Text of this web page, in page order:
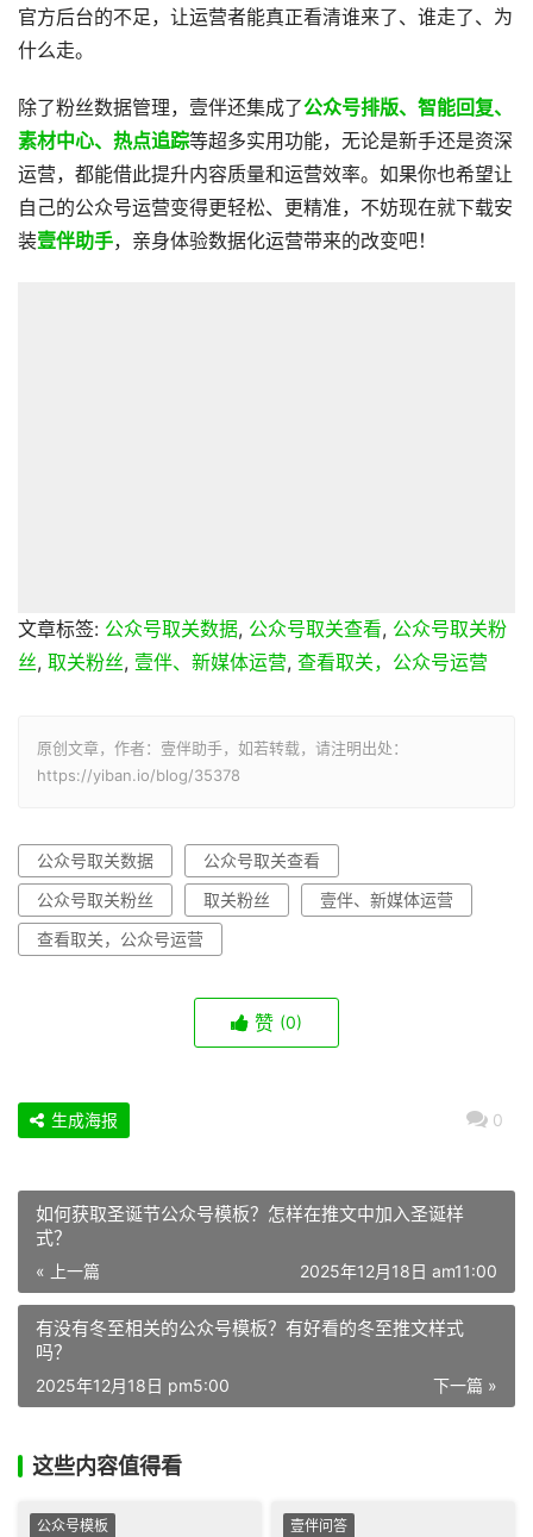
官方后台的不足，让运营者能真正看清谁来了、谁走了、为
什么走。
除了粉丝数据管理，壹伴还集成了公众号排版、智能回复、
素材中心、热点追踪等超多实用功能，无论是新手还是资深
运营，都能借此提升内容质量和运营效率。如果你也希望让
自己的公众号运营变得更轻松、更精准，不妨现在就下载安
装壹伴助手，亲身体验数据化运营带来的改变吧！
文章标签: 公众号取关数据, 公众号取关查看, 公众号取关粉
丝, 取关粉丝, 壹伴、新媒体运营, 查看取关，公众号运营
原创文章，作者：壹伴助手，如若转载，请注明出处：
https://yiban.io/blog/35378
公众号取关数据
公众号取关查看
公众号取关粉丝
取关粉丝
壹伴、新媒体运营
查看取关，公众号运营
赞 (0)
0
生成海报
如何获取圣诞节公众号模板？怎样在推文中加入圣诞样
式？
« 上一篇 2025年12月18日 am11:00
有没有冬至相关的公众号模板？有好看的冬至推文样式
吗？
下一篇 »
2025年12月18日 pm5:00
这些内容值得看
公众号模板 壹伴问答